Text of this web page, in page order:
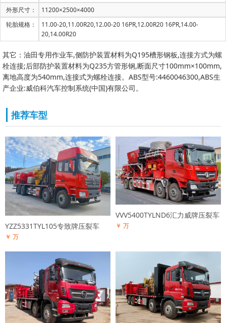
外形尺寸：
11200×2500×4000
轮胎规格：
11.00-20,11.00R20,12.00-20 16PR,12.00R20 16PR,14.00-
20,14.00R20
其它：油田专用作业车,侧防护装置材料为Q195槽形钢板,连接方式为螺
栓连接;后部防护装置材料为Q235方管形钢,断面尺寸100mm×100mm,
离地高度为540mm,连接式为螺栓连接。ABS型号:4460046300,ABS生
产企业:威伯科汽车控制系统(中国)有限公司。
推荐车型
YZZ5331TYL105专致牌压裂车
￥ 万
VVV5400TYLND6汇力威牌压裂车
￥ 万